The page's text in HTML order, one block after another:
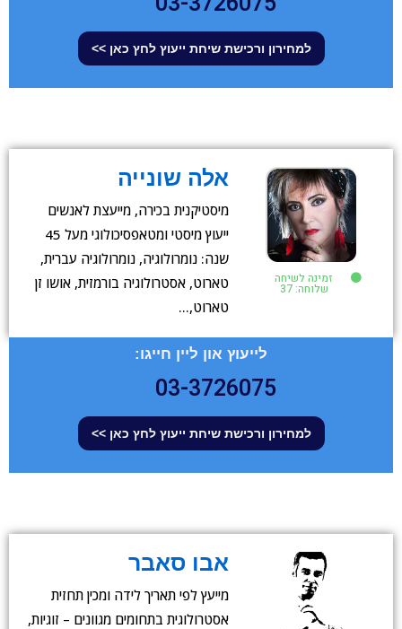
למחירון ורכישת שיחת ייעוץ לחץ כאן >>
זמינה לשיחה
שלוחה: 37
אלה שונייה
מיסטיקנית בכירה, מייעצת לאנשים
ייעוץ מיסטי ומטאפסיכולוגי מעל 45
שנה: נומרולוגיה, נומרולוגיה עברית,
טארוט, אסטרולוגיה בורמזית, אושו זן
טארוט,…
לייעוץ און ליין חייגו:
03-3726075
למחירון ורכישת שיחת ייעוץ לחץ כאן >>
אבו סאבר
מייעץ לפי תאריך לידה ומכין תחזית
אסטרולוגית בתחומים מגוונים – זוגיות,